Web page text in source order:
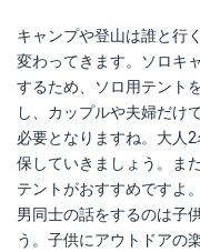
キャンプや登山は誰と行
変わってきます。ソロキ
するため、ソロ用テント
し、カップルや夫婦だけ
必要となりますね。大人
保していきましょう。ま
テントがおすすめですよ
男同士の話をするのは子
う。子供にアウトドアの